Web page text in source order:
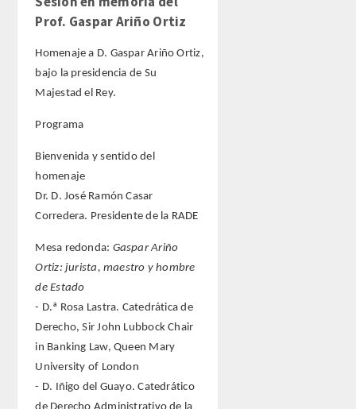
Prof. Gaspar Ariño Ortiz
Homenaje a D. Gaspar Ariño Ortiz,
bajo la presidencia de Su
Majestad el Rey.
Programa
Bienvenida y sentido del
homenaje
Dr. D. José Ramón Casar
Corredera. Presidente de la RADE
Mesa redonda: Gaspar Ariño
Ortiz: jurista, maestro y hombre
de Estado
- D.ª Rosa Lastra. Catedrática de
Derecho, Sir John Lubbock Chair
in Banking Law, Queen Mary
University of London
- D. Iñigo del Guayo. Catedrático